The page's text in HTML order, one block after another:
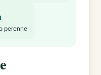
perenne